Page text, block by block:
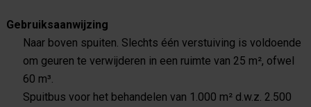
Gebruiksaanwijzing
Naar boven spuiten. Slechts één verstuiving is voldoende
om geuren te verwijderen in een ruimte van 25 m², ofwel
60 m³.
Spuitbus voor het behandelen van 1.000 m² d.w.z. 2.500